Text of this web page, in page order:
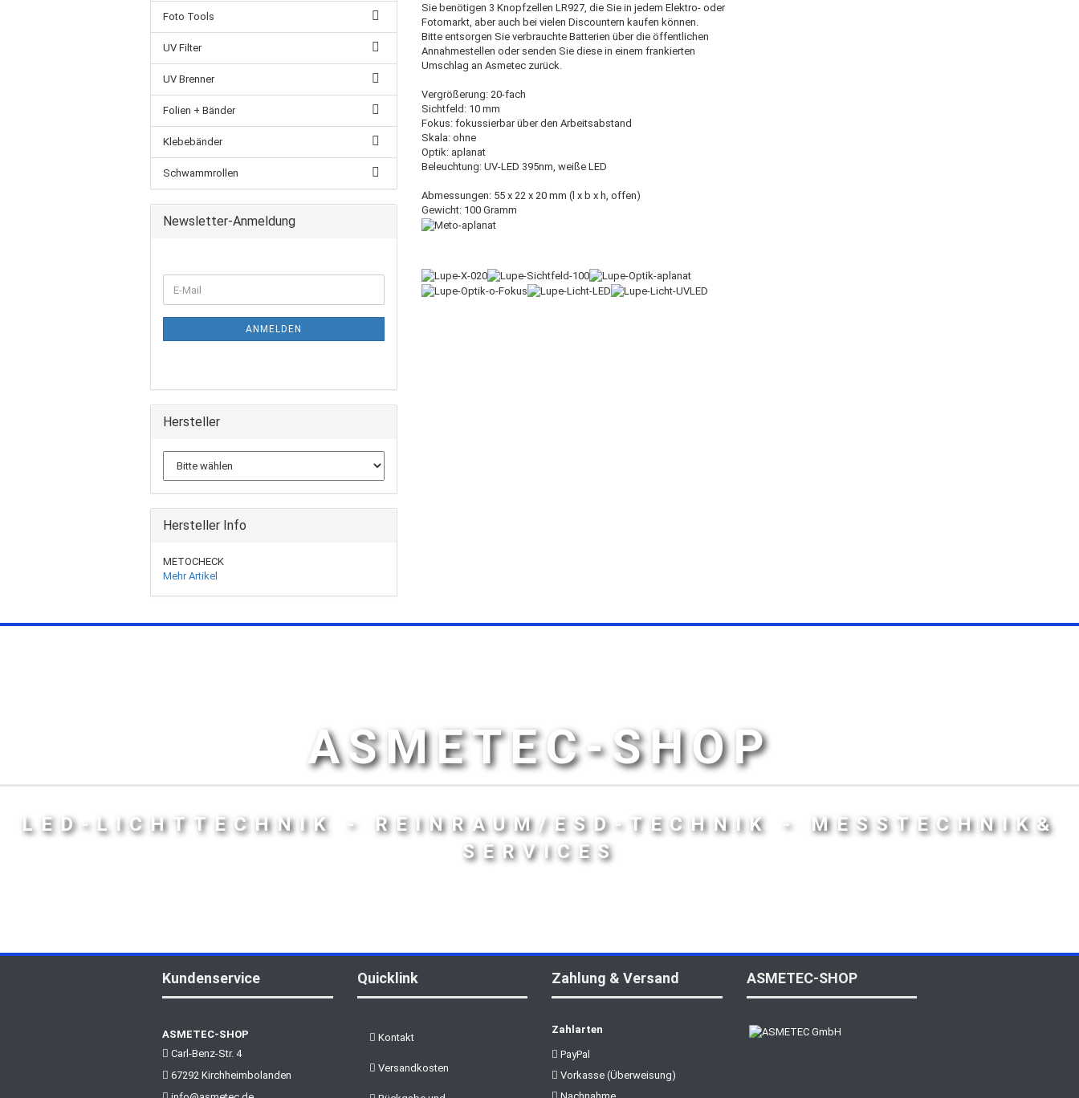
Sie benötigen 3 Knopfzellen LR927, die Sie in jedem Elektro- oder
Fotomarkt, aber auch bei vielen Discountern kaufen können.
Bitte entsorgen Sie verbrauchte Batterien über die öffentlichen
Annahmestellen oder senden Sie diese in einem frankierten
Umschlag an Asmetec zurück.
Vergrößerung: 20-fach
Sichtfeld: 10 mm
Fokus: fokussierbar über den Arbeitsabstand
Skala: ohne
Optik: aplanat
Beleuchtung: UV-LED 395nm, weiße LED
Abmessungen: 55 x 22 x 20 mm (l x b x h, offen)
Gewicht: 100 Gramm
Foto Tools
UV Filter
UV Brenner
Folien + Bänder
Klebebänder
Schwammrollen
Newsletter-Anmeldung
ANMELDEN
Hersteller
Hersteller Info
METOCHECK
Mehr Artikel
ASMETEC-SHOP
LED-LICHTTECHNIK - REINRAUM/ESD-TECHNIK - MESSTECHNIK&
SERVICES
Kundenservice
ASMETEC-SHOP
Carl-Benz-Str. 4
67292 Kirchheimbolanden
Quicklink
Kontakt
Versandkosten
Zahlung & Versand
Zahlarten
PayPal
Vorkasse (Überweisung)
ASMETEC-SHOP